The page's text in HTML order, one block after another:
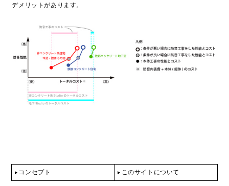
デメリットがあります。
コンセプト このサイトについて